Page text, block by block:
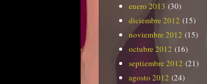
enero 2013 (30)
diciembre 2012 (15)
noviembre 2012 (15)
octubre 2012 (16)
septiembre 2012 (21)
agosto 2012 (24)